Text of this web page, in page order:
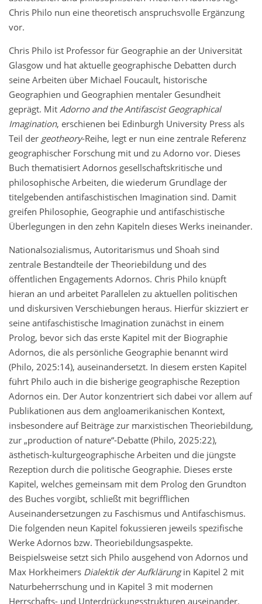
Chris Philo nun eine theoretisch anspruchsvolle Ergänzung
vor.
Chris Philo ist Professor für Geographie an der Universität
Glasgow und hat aktuelle geographische Debatten durch
seine Arbeiten über Michael Foucault, historische
Geographien und Geographien mentaler Gesundheit
geprägt. Mit Adorno and the Antifascist Geographical
Imagination, erschienen bei Edinburgh University Press als
Teil der geotheory-Reihe, legt er nun eine zentrale Referenz
geographischer Forschung mit und zu Adorno vor. Dieses
Buch thematisiert Adornos gesellschaftskritische und
philosophische Arbeiten, die wiederum Grundlage der
titelgebenden antifaschistischen Imagination sind. Damit
greifen Philosophie, Geographie und antifaschistische
Überlegungen in den zehn Kapiteln dieses Werks ineinander.
Nationalsozialismus, Autoritarismus und Shoah sind
zentrale Bestandteile der Theoriebildung und des
öffentlichen Engagements Adornos. Chris Philo knüpft
hieran an und arbeitet Parallelen zu aktuellen politischen
und diskursiven Verschiebungen heraus. Hierfür skizziert er
seine antifaschistische Imagination zunächst in einem
Prolog, bevor sich das erste Kapitel mit der Biographie
Adornos, die als persönliche Geographie benannt wird
(Philo, 2025:14), auseinandersetzt. In diesem ersten Kapitel
führt Philo auch in die bisherige geographische Rezeption
Adornos ein. Der Autor konzentriert sich dabei vor allem auf
Publikationen aus dem angloamerikanischen Kontext,
insbesondere auf Beiträge zur marxistischen Theoriebildung,
zur „production of nature“-Debatte (Philo, 2025:22),
ästhetisch-kulturgeographische Arbeiten und die jüngste
Rezeption durch die politische Geographie. Dieses erste
Kapitel, welches gemeinsam mit dem Prolog den Grundton
des Buches vorgibt, schließt mit begrifflichen
Auseinandersetzungen zu Faschismus und Antifaschismus.
Die folgenden neun Kapitel fokussieren jeweils spezifische
Werke Adornos bzw. Theoriebildungsaspekte.
Beispielsweise setzt sich Philo ausgehend von Adornos und
Max Horkheimers Dialektik der Aufklärungin Kapitel 2 mit
Naturbeherrschung und in Kapitel 3 mit modernen
Herrschafts- und Unterdrückungsstrukturen auseinander.